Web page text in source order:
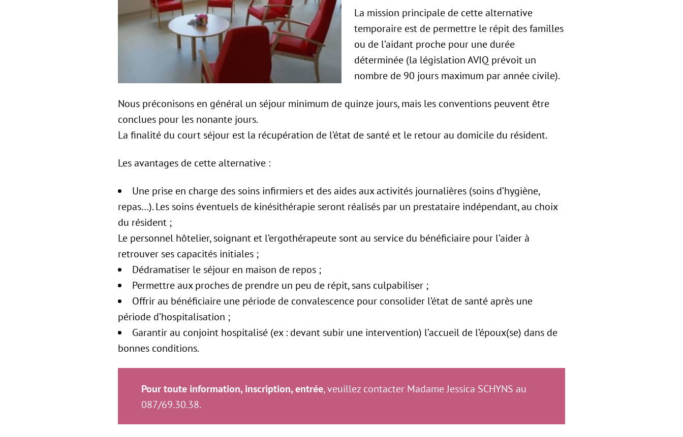
La mission principale de cette alternative
temporaire est de permettre le répit des familles
ou de l’aidant proche pour une durée
déterminée (la législation AVIQ prévoit un
nombre de 90 jours maximum par année civile).
Nous préconisons en général un séjour minimum de quinze jours, mais les conventions peuvent être
conclues pour les nonante jours.
La finalité du court séjour est la récupération de l’état de santé et le retour au domicile du résident.
Les avantages de cette alternative :
Une prise en charge des soins infirmiers et des aides aux activités journalières (soins d’hygiène,
repas…). Les soins éventuels de kinésithérapie seront réalisés par un prestataire indépendant, au choix
du résident ;
Le personnel hôtelier, soignant et l’ergothérapeute sont au service du bénéficiaire pour l’aider à
retrouver ses capacités initiales ;
Dédramatiser le séjour en maison de repos ;
Permettre aux proches de prendre un peu de répit, sans culpabiliser ;
Offrir au bénéficiaire une période de convalescence pour consolider l’état de santé après une
période d’hospitalisation ;
Garantir au conjoint hospitalisé (ex : devant subir une intervention) l’accueil de l’époux(se) dans de
bonnes conditions.
Pour toute information, inscription, entrée, veuillez contacter Madame Jessica SCHYNS au
087/69.30.38.